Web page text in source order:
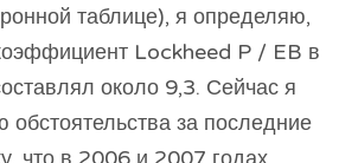
таблице), я определяю,
Lockheed P / EB в
около 9,3. Сейчас я
обстоятельства за последние